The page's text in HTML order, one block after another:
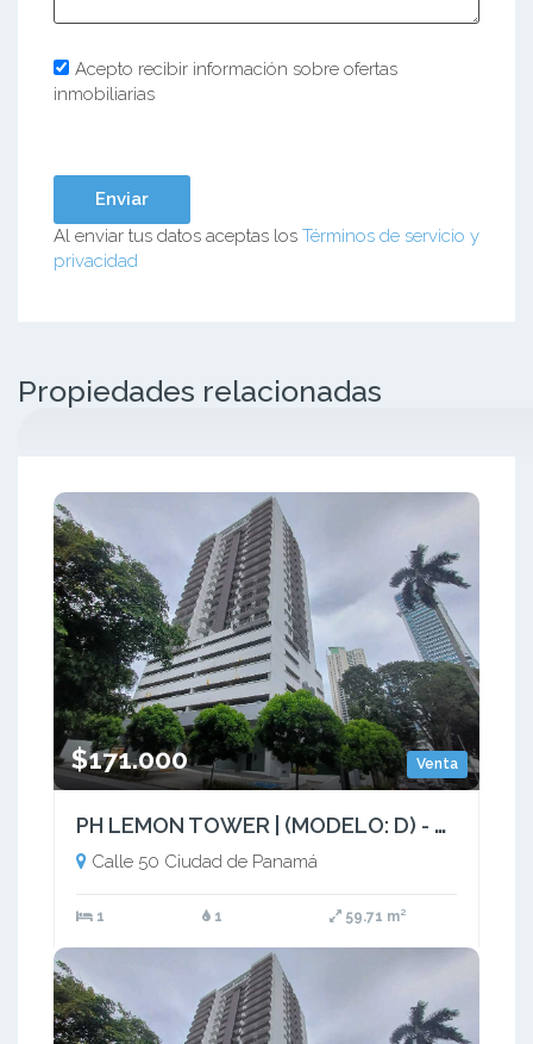
Acepto recibir información sobre ofertas
inmobiliarias
Al enviar tus datos aceptas los Términos de servicio y
privacidad
Propiedades relacionadas
Venta
$171.000
PH LEMON TOWER | (MODELO: D) - RM.P
Calle 50 Ciudad de Panamá
1 1 59.71 m²